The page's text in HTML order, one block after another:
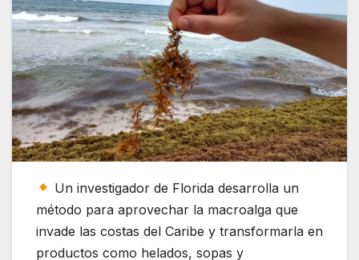
Un investigador de Florida desarrolla un
método para aprovechar la macroalga que
invade las costas del Caribe y transformarla en
productos como helados, sopas y